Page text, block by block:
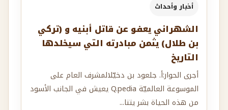
أخبار وأحداث
الشهراني يعفو عن قاتل أبنيه و (تركي
بن طلال) يثمن مبادرته التي سيخلدها
التاريخ
أجرى الحوار:أ. جلعود بن دخيّلالمشرف العام على
الموسوعة العالميّة Q.pedia يعيش في الجانب الأسود
من هذه الحياة بشر يتنا...